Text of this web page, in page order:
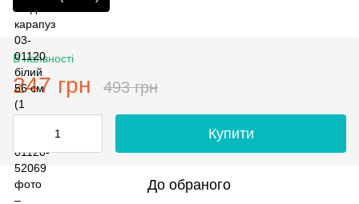
В наявності
247 грн 493 грн
Купити
До обраного